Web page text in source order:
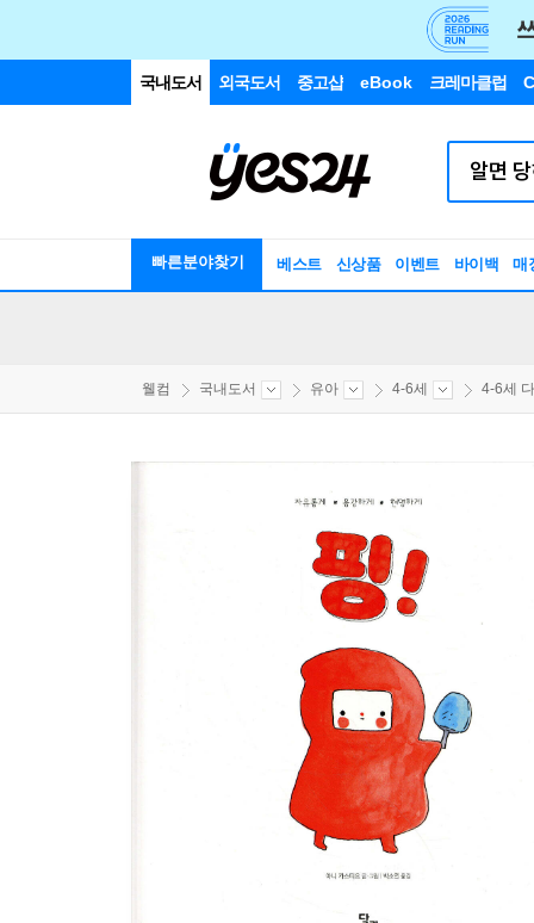
국내도서 외국도서 중고샵 eBook 크레마클럽
빠른분야찾기 베스트 신상품 이벤트 바이백 매
웰컴 국내도서 유아 4-6세 4-6세